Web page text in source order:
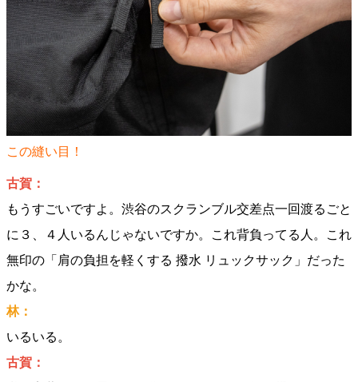
この縫い目！
古賀：
もうすごいですよ。渋谷のスクランブル交差点一回渡るごと
に３、４人いるんじゃないですか。これ背負ってる人。これ
無印の「肩の負担を軽くする 撥水 リュックサック」だった
かな。
林：
いるいる。
古賀：